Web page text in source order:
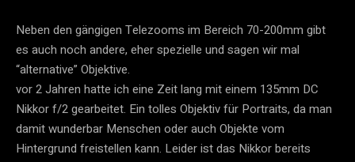
Neben den gängigen Telezooms im Bereich 70-200mm gibt
es auch noch andere, eher spezielle und sagen wir mal
“alternative” Objektive.
vor 2 Jahren hatte ich eine Zeit lang mit einem 135mm DC
Nikkor f/2 gearbeitet. Ein tolles Objektiv für Portraits, da man
damit wunderbar Menschen oder auch Objekte vom
Hintergrund freistellen kann. Leider ist das Nikkor bereits